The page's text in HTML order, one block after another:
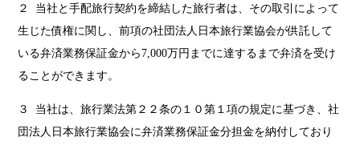
２ 当社と手配旅行契約を締結した旅行者は、その取引によって
生じた債権に関し、前項の社団法人日本旅行業協会が供託して
いる弁済業務保証金から7,000万円までに達するまで弁済を受け
ることができます。
３ 当社は、旅行業法第２２条の１０第１項の規定に基づき、社
団法人日本旅行業協会に弁済業務保証金分担金を納付しており